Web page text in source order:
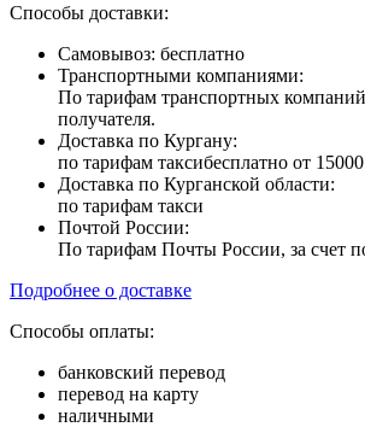
Способы доставки:
Самовывоз: бесплатно
Транспортными компаниями:
По тарифам транспортных
получателя.
Доставка по Кургану:
по тарифам таксибесплатно от
Доставка по Курганской области:
по тарифам такси
Почтой России:
По тарифам Почты России, за счет
Подробнее о доставке
Способы оплаты:
банковский перевод
перевод на карту
наличными